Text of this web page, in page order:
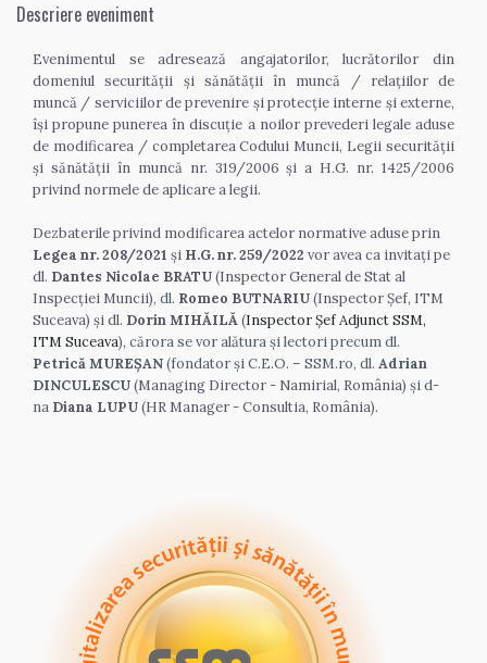
Descriere eveniment
Evenimentul se adresează angajatorilor, lucrătorilor din
domeniul securității și sănătății în muncă / relațiilor de
muncă / serviciilor de prevenire și protecție interne și externe,
își propune punerea în discuție a noilor prevederi legale aduse
de modificarea / completarea Codului Muncii, Legii securității
și sănătății în muncă nr. 319/2006 și a H.G. nr. 1425/2006
privind normele de aplicare a legii.
Legea nr. 208/2021 și H.G. nr. 259/2022 vor avea ca invitați pe
dl. Dantes Nicolae BRATU (Inspector General de Stat al
Inspecției Muncii), dl. Romeo BUTNARIU (Inspector Șef, ITM
Suceava) și dl. Dorin MIHĂILĂ (Inspector Șef Adjunct SSM,
ITM Suceava),
Petrică MUREȘAN (fondator și C.E.O. – SSM.ro, dl. Adrian
DINCULESCU (Managing Director - Namirial, România) și d-
na Diana LUPU (HR Manager - Consultia, România).